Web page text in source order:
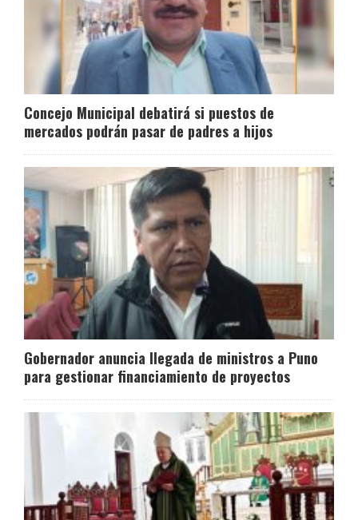
Concejo Municipal debatirá si puestos de
mercados podrán pasar de padres a hijos
Gobernador anuncia llegada de ministros a Puno
para gestionar financiamiento de proyectos